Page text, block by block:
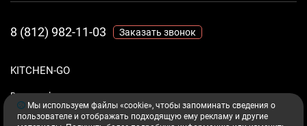
KITCHEN-GO
Ваш комфорт - дело техники.
8 (812) 982-11-03 Заказать звонок
Мы используем файлы «cookie», чтобы запоминать сведения о
пользователе и отображать подходящую ему рекламу и другие